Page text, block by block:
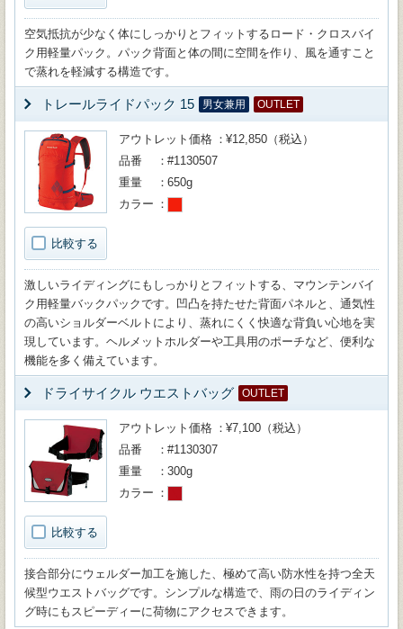
空気抵抗が少なく体にしっかりとフィットするロード・クロスバイ
ク用軽量パック。パック背面と体の間に空間を作り、風を通すこと
で蒸れを軽減する構造です。
トレールライドパック 15 男女兼用 OUTLET
比較する
アウトレット価格
¥12,850（税込）
品番
#1130507
重量
650g
カラー
激しいライディングにもしっかりとフィットする、マウンテンバイ
ク用軽量バックパックです。凹凸を持たせた背面パネルと、通気性
の高いショルダーベルトにより、蒸れにくく快適な背負い心地を実
現しています。ヘルメットホルダーや工具用のポーチなど、便利な
機能を多く備えています。
ドライサイクル ウエストバッグ OUTLET
比較する
アウトレット価格
¥7,100（税込）
品番
#1130307
重量
300g
カラー
接合部分にウェルダー加工を施した、極めて高い防水性を持つ全天
候型ウエストバッグです。シンプルな構造で、雨の日のライディン
グ時にもスピーディーに荷物にアクセスできます。